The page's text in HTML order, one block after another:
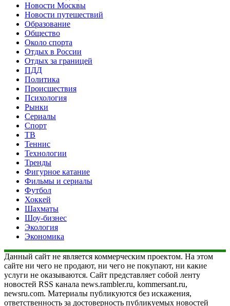
Новости Москвы
Новости путешествий
Образование
Общество
Около спорта
Отдых в России
Отдых за границей
ПДД
Политика
Происшествия
Психология
Рынки
Сериалы
Спорт
ТВ
Теннис
Технологии
Тренды
Фигурное катание
Фильмы и сериалы
Футбол
Хоккей
Шахматы
Шоу-бизнес
Экология
Экономика
Данный сайт не является коммерческим проектом. На этом
сайте ни чего не продают, ни чего не покупают, ни какие
услуги не оказываются. Сайт представляет собой ленту
новостей RSS канала news.rambler.ru, kommersant.ru,
newsru.com. Материалы публикуются без искажения,
ответственность за достоверность публикуемых новостей